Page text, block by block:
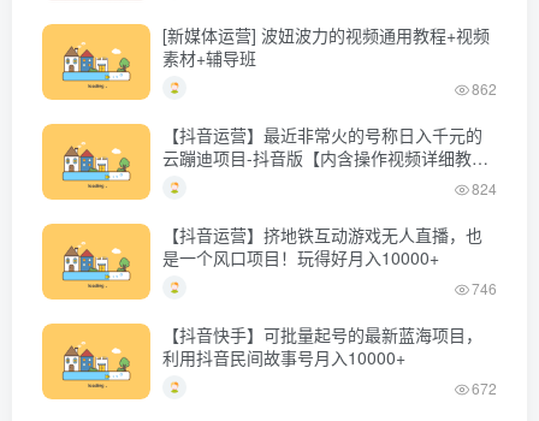
[新媒体运营] 波妞波力的视频通用教程+视频
素材+辅导班
862
【抖音运营】最近非常火的号称日入千元的
云蹦迪项目-抖音版【内含操作视频详细教
程】
824
【抖音运营】挤地铁互动游戏无人直播，也
是一个风口项目！玩得好月入10000+
746
【抖音快手】可批量起号的最新蓝海项目，
利用抖音民间故事号月入10000+
672